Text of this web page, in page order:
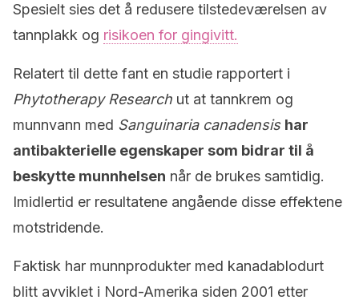
Spesielt sies det å redusere tilstedeværelsen av
tannplakk og risikoen for gingivitt.
Relatert til dette fant en studie rapportert i
Phytotherapy Research ut at tannkrem og
munnvann med Sanguinaria canadensis har
antibakterielle egenskaper som bidrar til å
beskytte munnhelsen når de brukes samtidig.
Imidlertid er resultatene angående disse effektene
motstridende.
Faktisk har munnprodukter med kanadablodurt
blitt avviklet i Nord-Amerika siden 2001 etter